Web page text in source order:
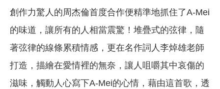
創作力驚人的周杰倫首度合作便精準地抓住了A-Mei
的味道，讓所有的人相當震驚！堆疊式的弦律，隨
著弦律的線條累積情感，更在名作詞人李焯雄老師
打造，描繪在愛情裡的無奈，讓人咀嚼其中哀傷的
滋味，觸動人心寫下A-Mei的心情，藉由這首歌，透